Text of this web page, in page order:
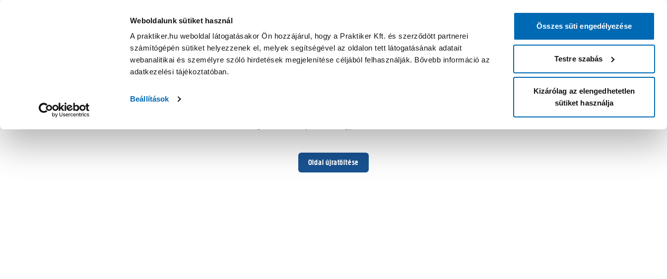
Weboldalunk sütiket használ
A praktiker.hu weboldal látogatásakor Ön hozzájárul, hogy a Praktiker Kft. és szerződött partnerei
számítógépén sütiket helyezzenek el, melyek segítségével az oldalon tett látogatásának adatait
webanalitikai és személyre szóló hirdetések megjelenítése céljából felhasználják. Bővebb információ az
adatkezelési tájékoztatóban.
Beállítások
Összes süti engedélyezése
Testre szabás
Kizárólag az elengedhetetlen
sütiket használja
Oldal újratöltése